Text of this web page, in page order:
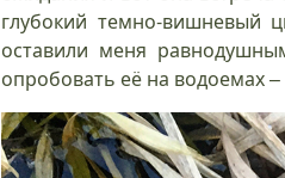
глубокий темно-вишневый
оставили меня
опробовать её на водоемах